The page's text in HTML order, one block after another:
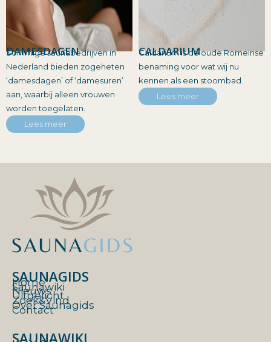
DAMESDAGEN
Sommige saunabedrijven in
Nederland bieden zogeheten
‘damesdagen’ of ‘damesuren’
aan, waarbij alleen vrouwen
worden toegelaten.
Lees meer
CALDARIUM
Caldarium is de oude Romeinse
benaming voor wat wij nu
kennen als een stoombad.
Lees meer
SAUNAGIDS
Home
Saunawiki
Nieuws
Uitgelicht
Zoek&Vind
Over Saunagids
Contact
SAUNAWIKI